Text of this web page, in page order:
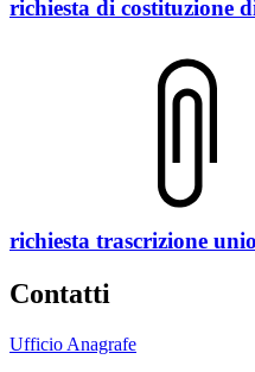
richiesta di costituzione
richiesta trascrizione
Contatti
Ufficio Anagrafe